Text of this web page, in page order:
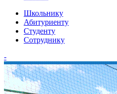
Школьнику
Абитуриенту
Студенту
Сотруднику
-